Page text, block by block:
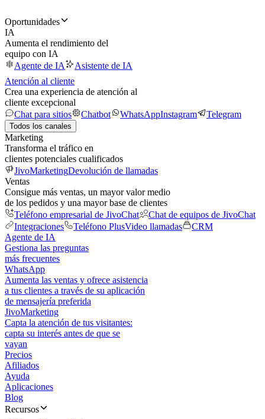
Oportunidades
IA
Aumenta el rendimiento del
equipo con IA
Agente de IA
Asistente de IA
Atención al cliente
Crea una experiencia de atención al
cliente excepcional
Chat para sitios
Chatbot WhatsAppInstagram Telegram
Todos los canales
Marketing
Transforma el tráfico en
clientes potenciales cualificados
JivoMarketingDevolución de llamadas
Ventas
Consigue más ventas, un mayor valor medio
de los pedidos y una mayor base de clientes
Teléfono empresarial de JivoChat
Chat de equipos de JivoChat
Integraciones
Teléfono PlusVideo llamadas
CRM
Agente de IA
Gestiona las preguntas
más frecuentes
WhatsApp
Aumenta las ventas y ofrece asistencia
a tus clientes a través de su aplicación
de mensajería preferida
JivoMarketing
Capta la atención de tus visitantes:
capta su interés antes de que se
vayan
Precios
Afiliados
Ayuda
Aplicaciones
Blog
Recursos